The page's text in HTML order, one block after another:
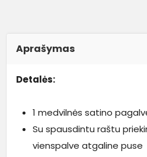
Aprašymas
Detalės:
1 medvilnės satino
Su spausdintu raštu
vienspalve atgaline puse